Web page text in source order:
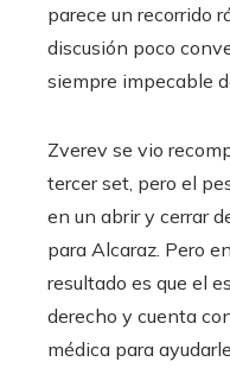
parece un recorrido
discusión poco
siempre impecable
Zverev se vio
tercer set, pero el
en un abrir y cerrar
para Alcaraz. Pero
resultado es que el
derecho y cuenta
médica para